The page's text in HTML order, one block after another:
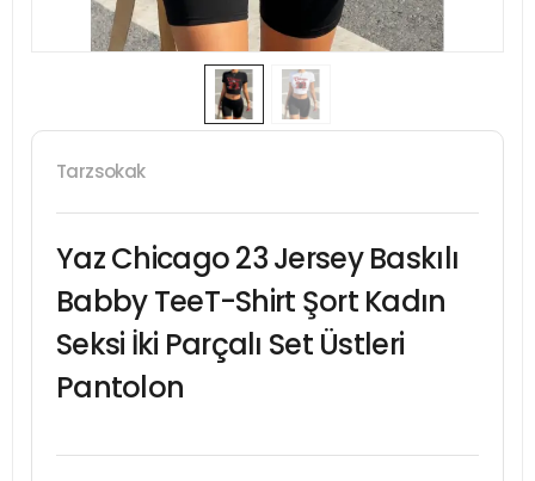
Tarzsokak
Yaz Chicago 23 Jersey Baskılı
Babby TeeT-Shirt Şort Kadın
Seksi İki Parçalı Set Üstleri
Pantolon